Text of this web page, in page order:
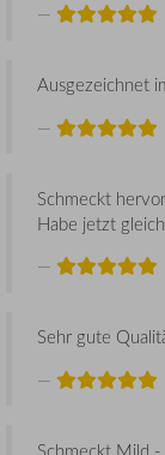
Ausgezeichnet
Schmeckt
Habe jetzt
Sehr gute
Schmeckt Mild